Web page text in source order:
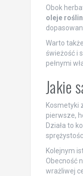
Obok
oleje
Warto
świeżość i
pełnymi
Jakie
Kosmetyki
pierwsze,
Działa to
Kolejnym
Obecność
wrażliwej